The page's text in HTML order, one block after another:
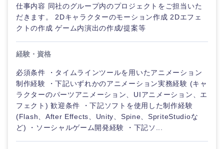
仕事内容 同社のグループ内のプロジェクトをご担当いた
だきます。 2Dキャラクターのモーション作成 2Dエフェ
クトの作成 ゲーム内演出の作成/提案等
経験・資格
必須条件 ・タイムラインツールを用いたアニメーション
制作経験 ・下記いずれかのアニメーション実務経験 (キャ
ラクターのパーツアニメーション、UIアニメーション、エ
フェクト) 歓迎条件 ・下記ソフトを使用した制作経験
(Flash、After Effects、Unity、Spine、SpriteStudioな
ど) ・ソーシャルゲーム開発経験 ・下記ソ...